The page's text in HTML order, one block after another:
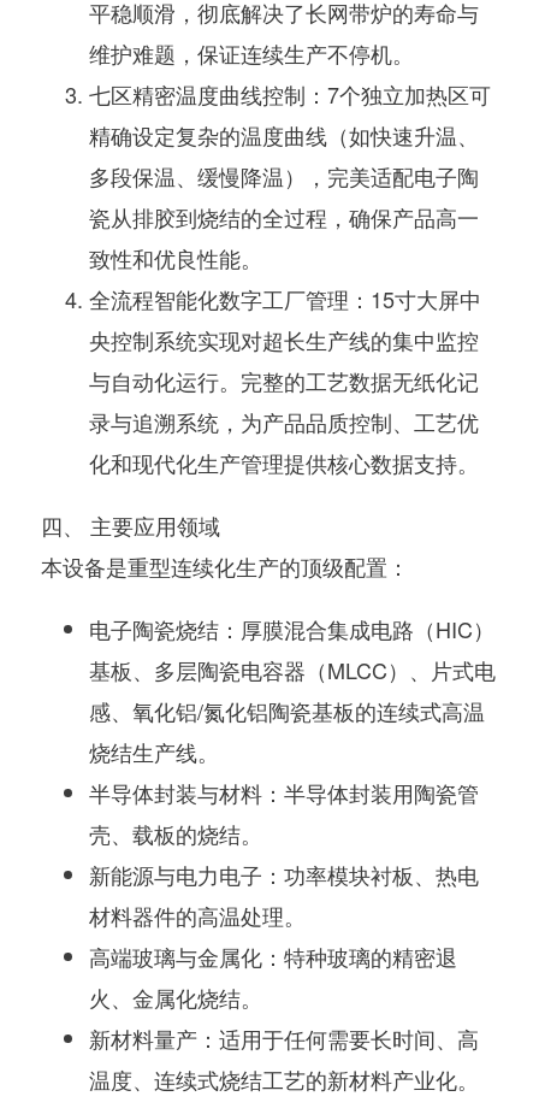
平稳顺滑 ，彻底解决了长网带炉的寿命与
维护难题 ，保证连续生产不停机。
七区精密温度曲线控制 ：7个独立加热区可
精确设定复杂的温度曲线（如快速升温、
多段保温、缓慢降温），完美适配电子陶
瓷从排胶到烧结的全过程 ，确保产品高一
致性和优良性能。
全流程智能化数字工厂管理 ： 15寸大屏中
央控制系统实现对超长生产线的集中监控
与自动化运行。 完整的工艺数据无纸化记
录与追溯系统 ，为产品品质控制、工艺优
化和现代化生产管理提供核心数据支持。
四、 主要应用领域
本设备是重型连续化生产的顶级配置：
电子陶瓷烧结 ： 厚膜混合集成电路（HIC）
基板、 多层陶瓷电容器（MLCC） 、
片式电
感、氧化铝/氮化铝陶瓷基板的连续式高温
烧结生产线。
半导体封装与材料 ：半导体封装用陶瓷管
壳、载板的烧结。
新能源与电力电子 ：功率模块衬板、热电
材料器件的高温处理。
高端玻璃与金属化 ：特种玻璃的精密退
火、金属化烧结。
新材料量产 ：适用于任何需要长时间、高
温度、连续式烧结工艺的新材料产业化。